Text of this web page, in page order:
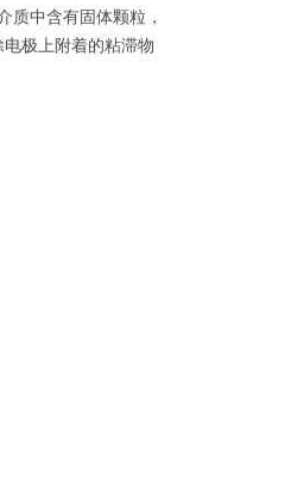
质中含有固体颗粒，
极上附着的粘滞物